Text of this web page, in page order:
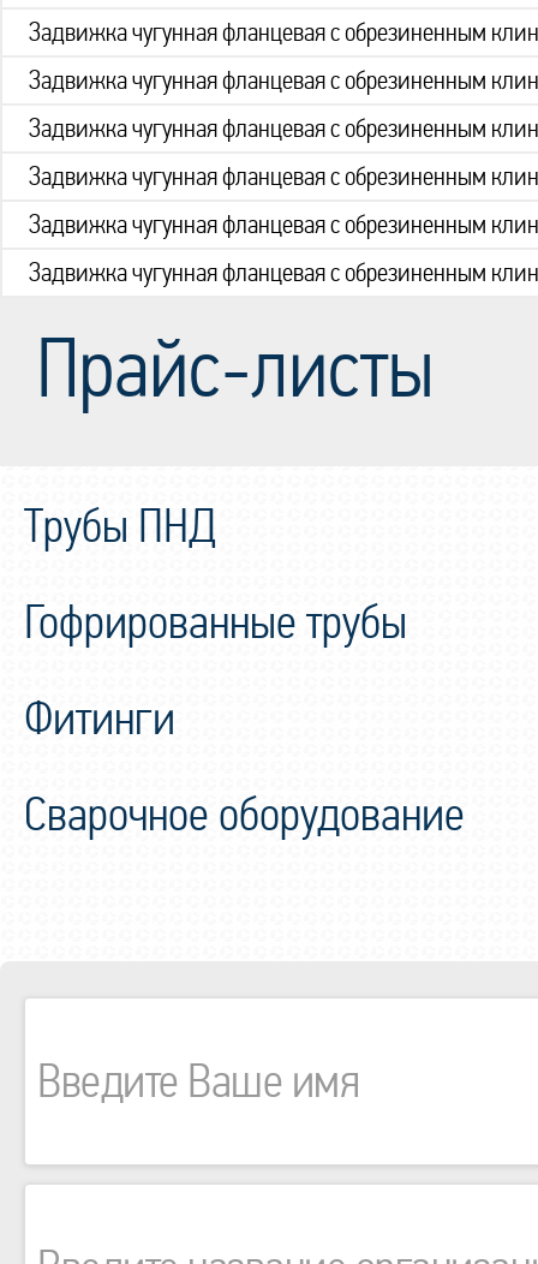
Задвижка чугунная фланцевая с обрезиненным
Задвижка чугунная фланцевая с обрезиненным
Задвижка чугунная фланцевая с обрезиненным
Задвижка чугунная фланцевая с обрезиненным
Задвижка чугунная фланцевая с обрезиненным
Задвижка чугунная фланцевая с обрезиненным
Прайс-листы
Трубы ПНД
Гофрированные трубы
Фитинги
Сварочное оборудование